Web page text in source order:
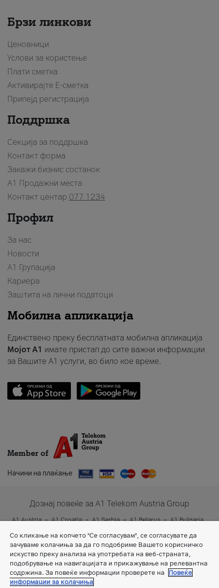
Брзи линкови
Ценовници
Услови за користење
Плати сметка
Активирајте Е-сметка
Припејд регистрација
Поддршка
Секција за поддршка
Контакт форма
Закажи бизнис состанок
A1 Продажни места
Контакт центар 077 1234
Профил
За нас
Новости
А1 Групација
Кариера
Заштита на лични податоци
Мобилна апликација
Единствено преку бесплатната мобилна апликација
Мојот A1 имате пристап до сите важни информации
за Вашите A1 услуги, во било кое време.
Member of
Начини на плаќање
Дознај повеќе за A1 Telekom Austria Group
A1 Austria A1 Croatia A1 Serbia A1 Belarus
A1 Bulgaria
A1 Slovenia
A1 Digital
Со кликање на копчето "Се согласувам", се согласувате да
зачуваме колачиња за да го подобриме Вашето корисничко
искуство преку анализа на употребата на веб-страната,
подобрување на навигацијата и прикажување на релевантна
содржина. За повеќе информации проверете на
Повеќе
информации за колачиња